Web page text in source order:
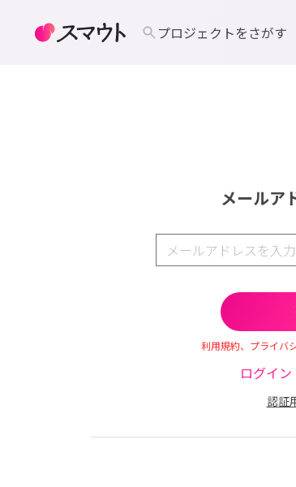
メールア
利用規約、プライバ
ログイン
認証
プロジェクトをさがす